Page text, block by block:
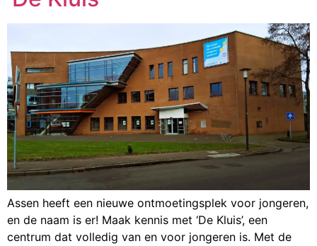
Assen heeft een nieuwe ontmoetingsplek voor jongeren,
en de naam is er! Maak kennis met ‘De Kluis’, een
centrum dat volledig van en voor jongeren is. Met de